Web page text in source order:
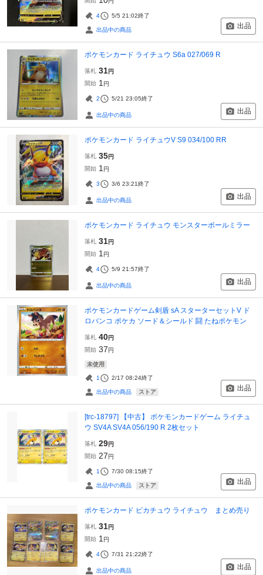
4 5/5 21:02終了
出品中の商品 出品
ポケモンカード ライチュウ S6a 027/069 R
落札 31円
開始 1 円
2 5/21 23:05終了
出品中の商品 出品
ポケモンカード ライチュウV S9 034/100 RR
落札 35円
開始 1 円
3 3/6 23:21終了
出品中の商品 出品
ポケモンカード ライチュウ モンスターボールミラー
落札 31円
開始 1 円
4 5/9 21:57終了
出品中の商品 出品
ポケモンカードゲーム剣盾 sA スターターセットV ド
ロバンコ ポケカ ソード＆シールド 闘 たねポケモン
落札 40円
開始 37円
未使用
1 2/17 08:24終了
出品中の商品 ストア 出品
[trc-18797] 【中古】 ポケモンカードゲーム ライチュ
ウ SV4A SV4A 056/190 R 2枚セット
落札 29円
開始 27円
1 7/30 08:15終了
出品中の商品 ストア 出品
ポケモンカード ピカチュウ ライチュウ まとめ売り
落札 31円
開始 1 円
4 7/31 21:22終了
出品中の商品 出品